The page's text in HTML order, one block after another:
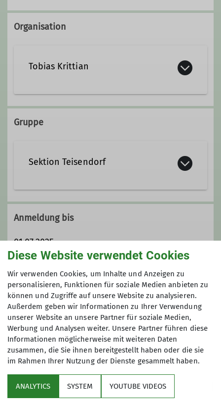
Organisation
Tobias Krittian
+49 160 94497246
Gruppe
Sektion Teisendorf
Anmeldung bis
01.07.2025
Maximale Teilnehmeranzahl
8
wichtige Infos
Diese Website verwendet Cookies
Wir verwenden Cookies, um Inhalte und Anzeigen zu
personalisieren, Funktionen für soziale Medien anbieten zu
können und Zugriffe auf unsere Website zu analysieren.
Außerdem geben wir Informationen zu Ihrer Verwendung
unserer Website an unsere Partner für soziale Medien,
Werbung und Analysen weiter. Unsere Partner führen diese
Informationen möglicherweise mit weiteren Daten
zusammen, die Sie ihnen bereitgestellt haben oder die sie
im Rahmen Ihrer Nutzung der Dienste gesammelt haben.
ANALYTICS SYSTEM YOUTUBE VIDEOS